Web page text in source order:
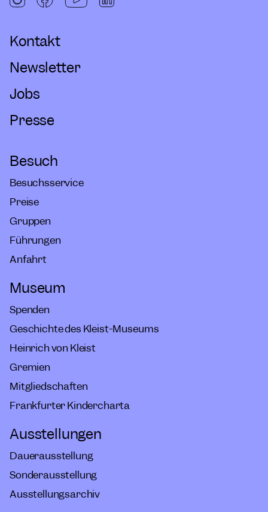
Kontakt
Newsletter
Jobs
Presse
Besuch
Besuchsservice
Preise
Gruppen
Führungen
Anfahrt
Museum
Spenden
Geschichte des Kleist-Museums
Heinrich von Kleist
Gremien
Mitgliedschaften
Frankfurter Kindercharta
Ausstellungen
Dauerausstellung
Sonderausstellung
Ausstellungsarchiv